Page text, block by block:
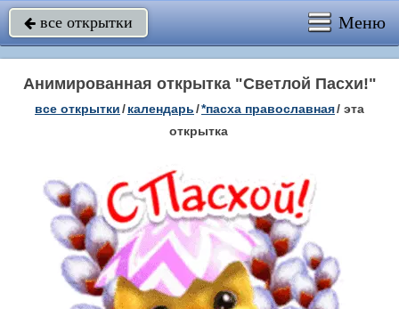
 все открытки Меню
Анимированная открытка "Светлой Пасхи!"
все открытки/календарь/*пасха православная/ эта
открытка